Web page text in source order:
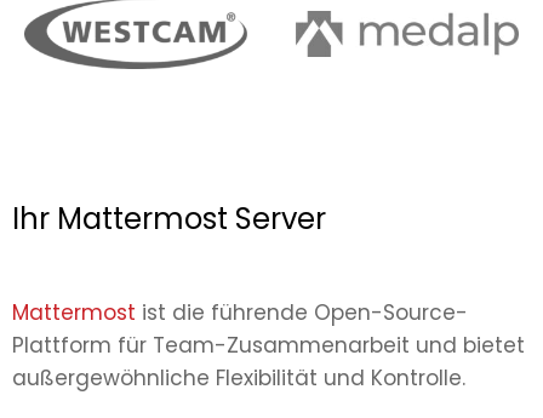
Ihr Mattermost Server
Mattermost ist die führende Open-Source-
Plattform für Team-Zusammenarbeit und bietet
außergewöhnliche Flexibilität und Kontrolle.